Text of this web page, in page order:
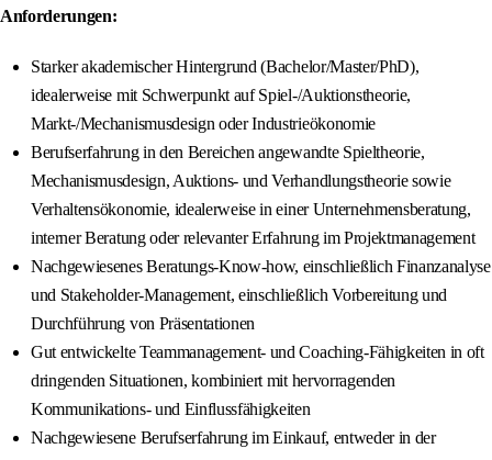
Anforderungen:
Starker akademischer Hintergrund (Bachelor/Master/PhD),
idealerweise mit Schwerpunkt auf Spiel-/Auktionstheorie,
Markt-/Mechanismusdesign oder Industrieökonomie
Berufserfahrung in den Bereichen angewandte Spieltheorie,
Mechanismusdesign, Auktions- und Verhandlungstheorie sowie
Verhaltensökonomie, idealerweise in einer Unternehmensberatung,
interner Beratung oder relevanter Erfahrung im Projektmanagement
Nachgewiesenes Beratungs-Know-how, einschließlich Finanzanalyse
und Stakeholder-Management, einschließlich Vorbereitung und
Durchführung von Präsentationen
Gut entwickelte Teammanagement- und Coaching-Fähigkeiten in oft
dringenden Situationen, kombiniert mit hervorragenden
Kommunikations- und Einflussfähigkeiten
Nachgewiesene Berufserfahrung im Einkauf, entweder in der